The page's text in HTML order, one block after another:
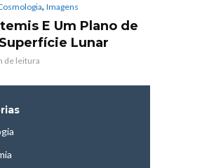
, Imagens
E Um Plano de
Lunar
de leitura